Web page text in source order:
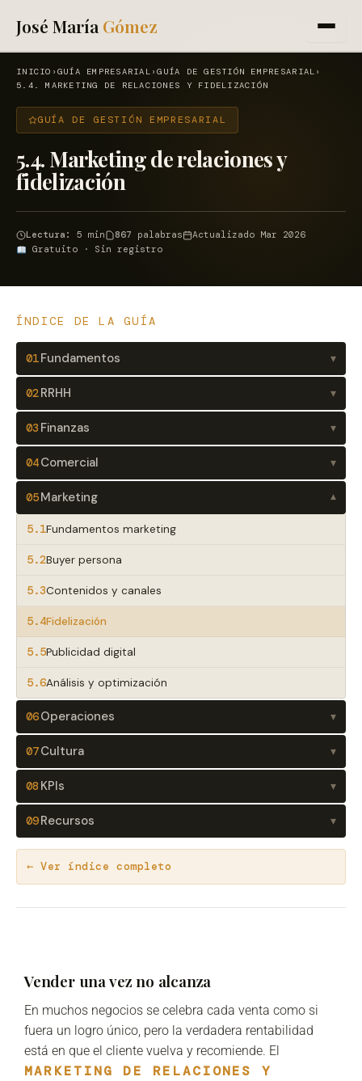
José María Gómez
Guía de Gestión Empresarial
Casos de éxito
Sobre mí
INICIO › GUÍA EMPRESARIAL ›GUÍA DE GESTIÓN EMPRESARIAL ›
5.4. MARKETING DE RELACIONES Y FIDELIZACIÓN
GUÍA DE GESTIÓN EMPRESARIAL
5.4. Marketing de relaciones y
fidelización
Lectura: 5 min 867 palabras
Actualizado Mar 2026
Gratuito · Sin registro
Vender una vez no alcanza
En muchos negocios se celebra cada venta como si
fuera un logro único, pero la verdadera rentabilidad
está en que el cliente vuelva y recomiende. El
MARKETING DE RELACIONES Y
ÍNDICE DE LA GUÍA
01Fundamentos ▾
02RRHH ▾
03 Finanzas ▾
04Comercial ▾
05Marketing ▾
5.1Fundamentos marketing
5.2Buyer persona
5.3Contenidos y canales
5.4Fidelización
5.5Publicidad digital
5.6Análisis y optimización
06Operaciones ▾
07Cultura ▾
08 KPIs ▾
09Recursos ▾
← Ver índice completo